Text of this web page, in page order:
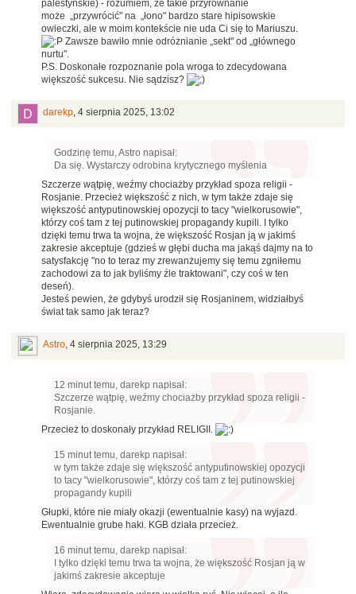
palestyńskie) - rozumiem, że takie przyrównanie
może „przywrócić" na „łono" bardzo stare hipisowskie
owieczki, ale w moim kontekście nie uda Ci się to Mariuszu.
Zawsze bawiło mnie odróżnianie „sekt" od „głównego
nurtu".
P.S. Doskonałe rozpoznanie pola wroga to zdecydowana
większość sukcesu. Nie sądzisz?
darekp, 4 sierpnia 2025, 13:02
Godzinę temu, Astro napisał:
Da się. Wystarczy odrobina krytycznego myślenia
Szczerze wątpię, weźmy chociażby przykład spoza religii -
Rosjanie. Przecież większość z nich, w tym także zdaje się
większość antyputinowskiej opozycji to tacy "wielkorusowie",
którzy coś tam z tej putinowskiej propagandy kupili. I tylko
dzięki temu trwa ta wojna, że większość Rosjan ją w jakimś
zakresie akceptuje (gdzieś w głębi ducha ma jakąś dajmy na to
satysfakcję "no to teraz my zrewanżujemy się temu zgniłemu
zachodowi za to jak byliśmy źle traktowani", czy coś w ten
deseń).
Jesteś pewien, że gdybyś urodził się Rosjaninem, widziałbyś
świat tak samo jak teraz?
Astro, 4 sierpnia 2025, 13:29
12 minut temu, darekp napisał:
Szczerze wątpię, weźmy chociażby przykład spoza religii -
Rosjanie.
Przecież to doskonały przykład RELIGII.
15 minut temu, darekp napisał:
w tym także zdaje się większość antyputinowskiej opozycji
to tacy "wielkorusowie", którzy coś tam z tej putinowskiej
propagandy kupili
Głupki, które nie miały okazji (ewentualnie kasy) na wyjazd.
Ewentualnie grube haki. KGB działa przecież.
16 minut temu, darekp napisał:
I tylko dzięki temu trwa ta wojna, że większość Rosjan ją w
jakimś zakresie akceptuje